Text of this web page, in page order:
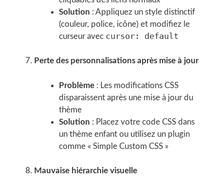
Solution : Appliquez un style distinctif
(couleur, police, icône) et modifiez le
curseur avec cursor: default
Perte des personnalisations après mise à jour
Problème : Les modifications CSS
disparaissent après une mise à jour du
thème
Solution : Placez votre code CSS dans
un thème enfant ou utilisez un plugin
comme « Simple Custom CSS »
Mauvaise hiérarchie visuelle